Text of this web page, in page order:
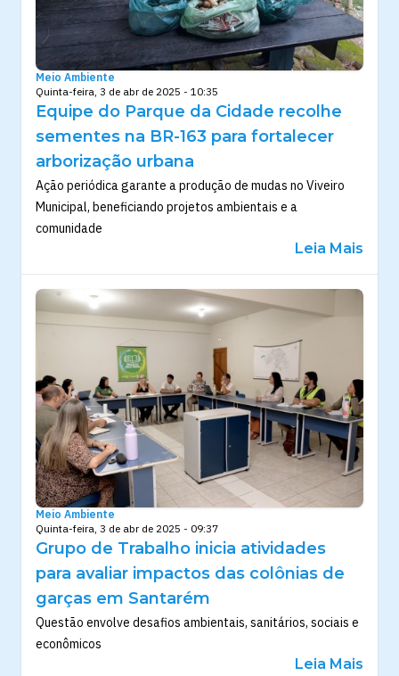
Meio Ambiente
Quinta-feira, 3 de abr de 2025 - 10:35
Equipe do Parque da Cidade recolhe
sementes na BR-163 para fortalecer
arborização urbana
Ação periódica garante a produção de mudas no Viveiro
Municipal, beneficiando projetos ambientais e a
comunidade
Leia Mais
Meio Ambiente
Quinta-feira, 3 de abr de 2025 - 09:37
Grupo de Trabalho inicia atividades
para avaliar impactos das colônias de
garças em Santarém
Questão envolve desafios ambientais, sanitários, sociais e
econômicos
Leia Mais